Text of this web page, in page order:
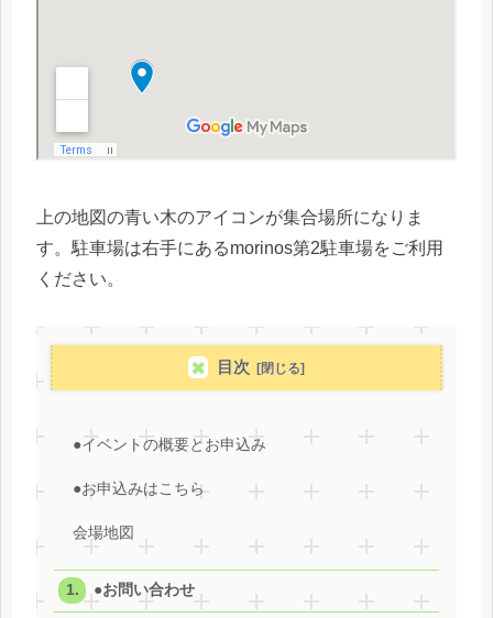
上の地図の青い木のアイコンが集合場所になりま
す。駐車場は右手にあるmorinos第2駐車場をご利用
ください。
目次
●イベントの概要とお申込み
●お申込みはこちら
会場地図
●お問い合わせ